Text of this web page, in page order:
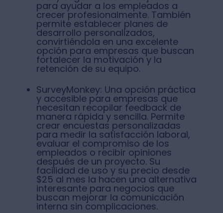
para ayudar a los empleados a
crecer profesionalmente. También
permite establecer planes de
desarrollo personalizados,
convirtiéndola en una excelente
opción para empresas que buscan
fortalecer la motivación y la
retención de su equipo.
SurveyMonkey: Una opción práctica
y accesible para empresas que
necesitan recopilar feedback de
manera rápida y sencilla. Permite
crear encuestas personalizadas
para medir la satisfacción laboral,
evaluar el compromiso de los
empleados o recibir opiniones
después de un proyecto. Su
facilidad de uso y su precio desde
$25 al mes la hacen una alternativa
interesante para negocios que
buscan mejorar la comunicación
interna sin complicaciones.